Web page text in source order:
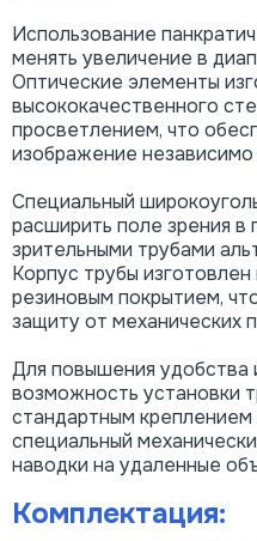
Использование
менять увеличение в
Оптические элементы
высококачественного
просветлением, что
изображение
Специальный
расширить поле зрения в
зрительными трубами
Корпус трубы
резиновым покрытием,
защиту от механических
Для повышения удобства
возможность установки
стандартным
специальный
наводки на удаленные
Комплектация: